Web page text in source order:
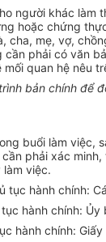
người khác làm
hoặc chứng
cha, mẹ, vợ,
cần phải có văn
quan hệ nêu
bản chính để
buổi làm việc,
phải xác
việc.
tục hành chính:
hành chính: Ủy
hành chính: Giấy